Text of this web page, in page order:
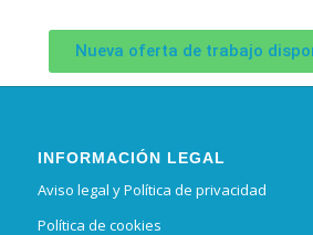
Nueva oferta de trabajo
INFORMACIÓN LEGAL
Aviso legal y Política de privacidad
Política de cookies